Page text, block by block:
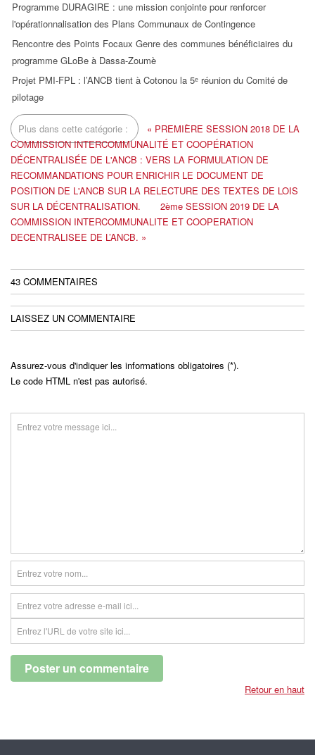
Programme DURAGIRE : une mission conjointe pour renforcer
l'opérationnalisation des Plans Communaux de Contingence
Rencontre des Points Focaux Genre des communes bénéficiaires du
programme GLoBe à Dassa-Zoumè
Projet PMI-FPL : l’ANCB tient à Cotonou la 5ᵉ réunion du Comité de
pilotage
Plus dans cette catégorie :
« PREMIÈRE SESSION 2018 DE LA
COMMISSION INTERCOMMUNALITÉ ET COOPÉRATION
DÉCENTRALISÉE DE L'ANCB : VERS LA FORMULATION DE
RECOMMANDATIONS POUR ENRICHIR LE DOCUMENT DE
POSITION DE L'ANCB SUR LA RELECTURE DES TEXTES DE LOIS
SUR LA DÉCENTRALISATION.
2ème SESSION 2019 DE LA
COMMISSION INTERCOMMUNALITE ET COOPERATION
DECENTRALISEE DE L’ANCB. »
43 COMMENTAIRES
LAISSEZ UN COMMENTAIRE
Assurez-vous d'indiquer les informations obligatoires (*).
Le code HTML n'est pas autorisé.
Retour en haut